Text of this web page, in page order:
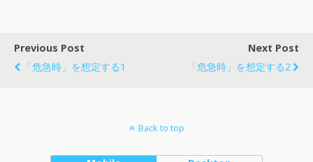
Previous Post
「危急時」を想定する1
Next Post
「危急時」を想定する2
Back to top